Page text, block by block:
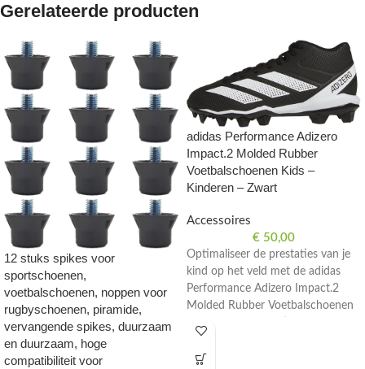
Gerelateerde producten
12 stuks spikes voor
sportschoenen,
voetbalschoenen, noppen voor
rugbyschoenen, piramide,
vervangende spikes, duurzaam
en duurzaam, hoge
compatibiliteit voor
adidas Performance Adizero
Impact.2 Molded Rubber
Voetbalschoenen Kids –
Kinderen – Zwart
Accessoires
€ 50,00
Optimaliseer de prestaties van je
kind op het veld met de adidas
Performance Adizero Impact.2
Molded Rubber Voetbalschoenen